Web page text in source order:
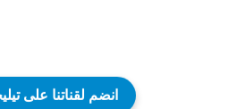
انضم لقناتنا على